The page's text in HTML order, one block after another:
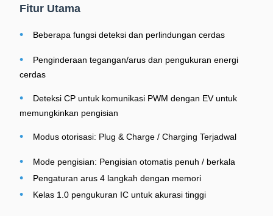
Fitur Utama
• Beberapa fungsi deteksi dan perlindungan cerdas
•
Penginderaan tegangan/arus dan pengukuran energi
cerdas
•
Deteksi CP untuk komunikasi PWM dengan EV untuk
memungkinkan pengisian
• Modus otorisasi: Plug & Charge / Charging Terjadwal
• Mode pengisian: Pengisian otomatis penuh / berkala
• Pengaturan arus 4 langkah dengan memori
• Kelas 1.0 pengukuran IC untuk akurasi tinggi